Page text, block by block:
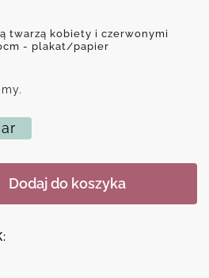
twarzą kobiety i czerwonymi
- plakat/papier
Dodaj do koszyka